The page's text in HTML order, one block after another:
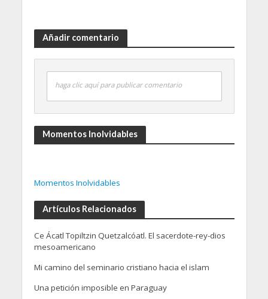
Añadir comentario
haga clic aquí para publicar comentario
Momentos Inolvidables
Momentos Inolvidables
Artículos Relacionados
Ce Ácatl Topiltzin Quetzalcóatl. El sacerdote-rey-dios
mesoamericano
Mi camino del seminario cristiano hacia el islam
Una petición imposible en Paraguay